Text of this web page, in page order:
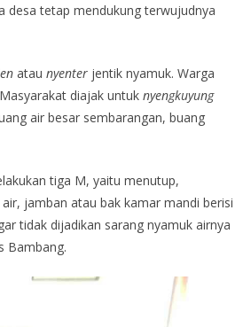
desa tetap mendukung terwujudnya
atau nyenter jentik nyamuk. Warga
diajak untuk nyengkuyung
air besar sembarangan, buang
tiga M, yaitu menutup,
jamban atau bak kamar mandi berisi
tidak dijadikan sarang nyamuk airnya
Bambang.